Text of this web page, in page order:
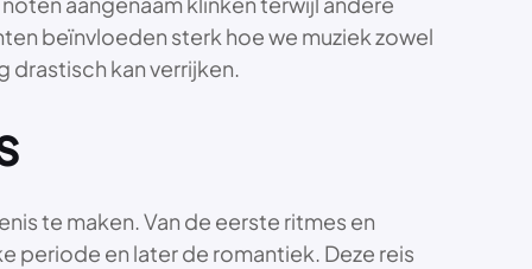
beïnvloeden sterk hoe we muziek zowel
drastisch kan verrijken.
te maken. Van de eerste ritmes en
periode en later de romantiek. Deze reis